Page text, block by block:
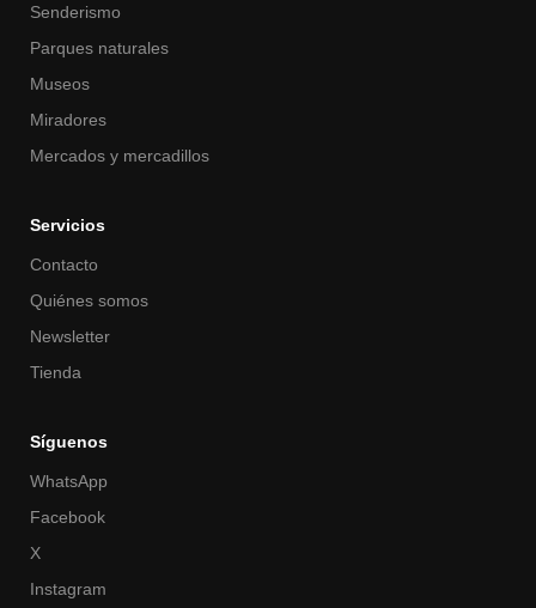
Senderismo
Parques naturales
Museos
Miradores
Mercados y mercadillos
Servicios
Contacto
Quiénes somos
Newsletter
Tienda
Síguenos
WhatsApp
Facebook
X
Instagram